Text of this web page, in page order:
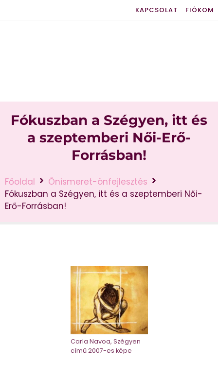
KAPCSOLAT FIÓKOM
Fókuszban a Szégyen, itt és
a szeptemberi Női-Erő-
Forrásban!
Főoldal
Önismeret-önfejlesztés
Fókuszban a Szégyen, itt és a szeptemberi Női-
Erő-Forrásban!
Carla Navoa, Szégyen
című 2007-es képe